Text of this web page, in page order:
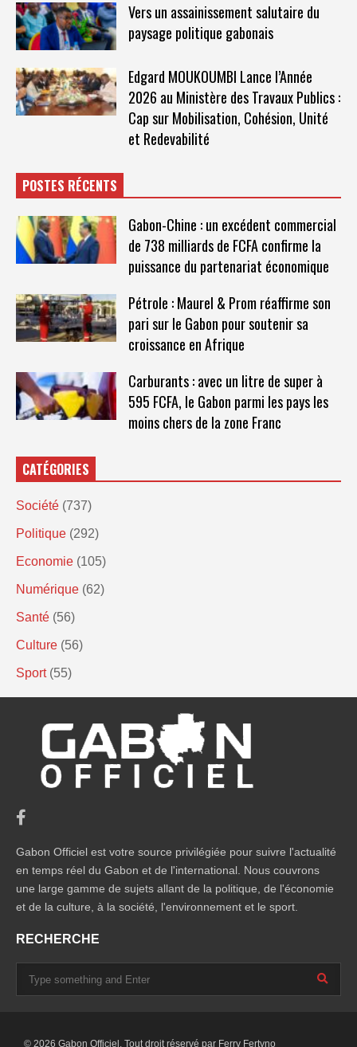
Vers un assainissement salutaire du
paysage politique gabonais
Edgard MOUKOUMBI Lance l’Année
2026 au Ministère des Travaux Publics :
Cap sur Mobilisation, Cohésion, Unité
et Redevabilité
POSTES RÉCENTS
Gabon-Chine : un excédent commercial
de 738 milliards de FCFA confirme la
puissance du partenariat économique
Pétrole : Maurel & Prom réaffirme son
pari sur le Gabon pour soutenir sa
croissance en Afrique
Carburants : avec un litre de super à
595 FCFA, le Gabon parmi les pays les
moins chers de la zone Franc
CATÉGORIES
Société (737)
Politique (292)
Economie (105)
Numérique (62)
Santé (56)
Culture (56)
Sport (55)
Gabon Officiel est votre source privilégiée pour suivre l'actualité
en temps réel du Gabon et de l'international. Nous couvrons
une large gamme de sujets allant de la politique, de l'économie
et de la culture, à la société, l'environnement et le sport.
RECHERCHE
© 2026 Gabon Officiel. Tout droit réservé par Ferry Fertyno